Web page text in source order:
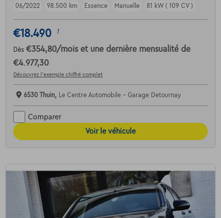
06/2022
98.500 km Essence Manuelle 81 kW ( 109 CV )
€18.490 1
Dès €354,80/mois et une dernière mensualité de
€4.977,30
Découvrez l’exemple chiffré complet
6530 Thuin, Le Centre Automobile - Garage Detournay
Comparer
Voir le véhicule